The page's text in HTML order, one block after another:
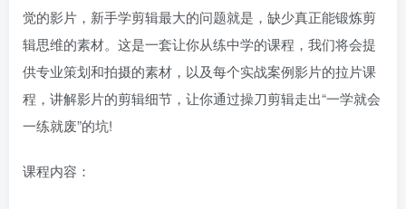
觉的影片，新手学剪辑最大的问题就是，缺少真正能锻炼剪
辑思维的素材。这是一套让你从练中学的课程，我们将会提
供专业策划和拍摄的素材，以及每个实战案例影片的拉片课
程，讲解影片的剪辑细节，让你通过操刀剪辑走出“一学就会
一练就废”的坑!
课程内容：